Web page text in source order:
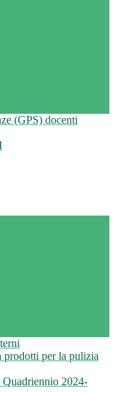
(GPS) docenti
prodotti per la pulizia
2024-